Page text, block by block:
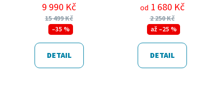
9 990 Kč
15 499 Kč
–35 %
DETAIL
od 1 680 Kč
2 250 Kč
až –25 %
DETAIL